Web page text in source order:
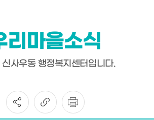
설치 현황
의료기관
약국
리마을소식
신사우동 행정복지센터입니다.